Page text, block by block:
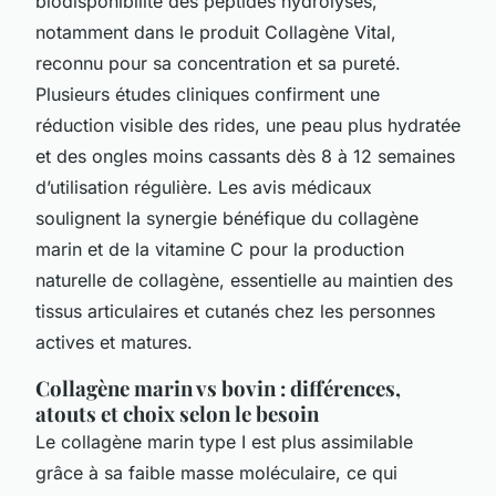
notamment dans le produit Collagène Vital,
reconnu pour sa concentration et sa pureté.
Plusieurs études cliniques confirment une
réduction visible des rides, une peau plus hydratée
et des ongles moins cassants dès 8 à 12 semaines
d’utilisation régulière. Les avis médicaux
soulignent la synergie bénéfique du collagène
marin et de la vitamine C pour la production
naturelle de collagène, essentielle au maintien des
tissus articulaires et cutanés chez les personnes
actives et matures.
Collagène marin vs bovin : différences,
atouts et choix selon le besoin
Le collagène marin type I est plus assimilable
grâce à sa faible masse moléculaire, ce qui